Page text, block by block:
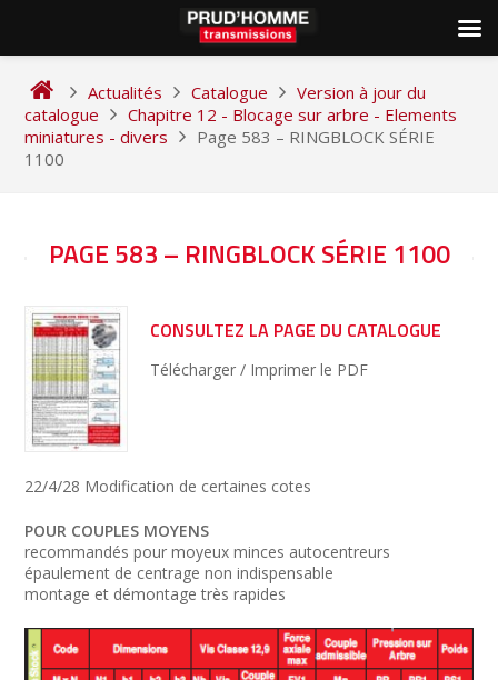
content
Actualités Catalogue
Version à jour du
catalogue
Chapitre 12 - Blocage sur arbre - Elements
miniatures - divers
Page 583 – RINGBLOCK SÉRIE
1100
PAGE 583 – RINGBLOCK SÉRIE 1100
CONSULTEZ LA PAGE DU CATALOGUE
Télécharger / Imprimer le PDF
22/4/28 Modification de certaines cotes
POUR COUPLES MOYENS
recommandés pour moyeux minces autocentreurs
épaulement de centrage non indispensable
montage et démontage très rapides
NAVIGATION
L’ARTICLE